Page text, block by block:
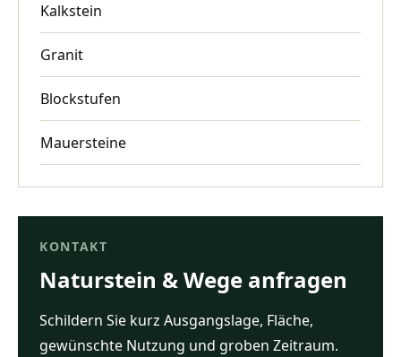
Kalkstein
Granit
Blockstufen
Mauersteine
KONTAKT
Naturstein & Wege anfragen
Schildern Sie kurz Ausgangslage, Fläche,
gewünschte Nutzung und groben Zeitraum.